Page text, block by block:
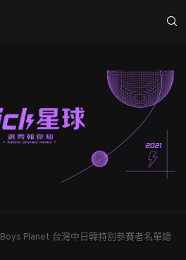
Boys Planet 台灣中日韓特別參賽者名單總